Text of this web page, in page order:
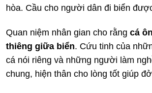
hòa. Cầu cho người dân đi biển
Quan niệm nhân gian cho rằng cá
thiêng giữa biển. Cứu tinh của
cá nói riêng và những người làm
chung, hiện thân cho lòng tốt giúp